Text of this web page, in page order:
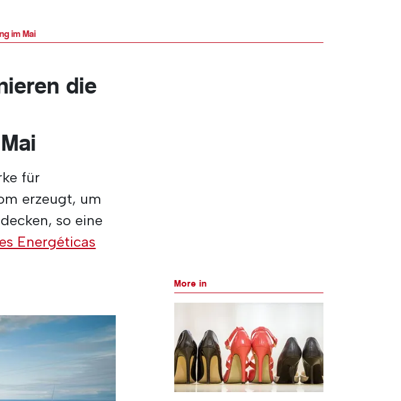
im Mai
die
für
erzeugt, um
so eine
Energéticas
More in